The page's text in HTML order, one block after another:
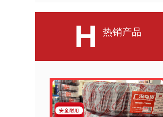
H 热销产品